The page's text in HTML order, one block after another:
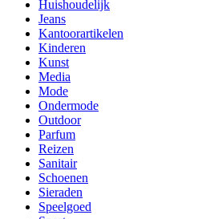
Huishoudelijk
Jeans
Kantoorartikelen
Kinderen
Kunst
Media
Mode
Ondermode
Outdoor
Parfum
Reizen
Sanitair
Schoenen
Sieraden
Speelgoed